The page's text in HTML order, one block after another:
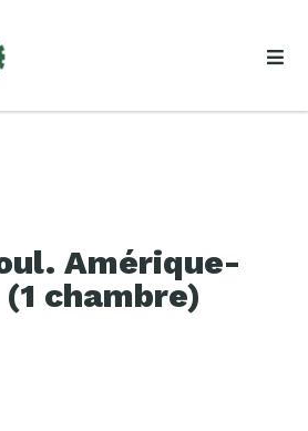
Amérique-
chambre)